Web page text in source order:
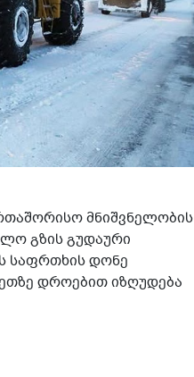
მნიშვნელობის
გზის გუდაური
საფრთხის დონე
დროებით იზღუდება